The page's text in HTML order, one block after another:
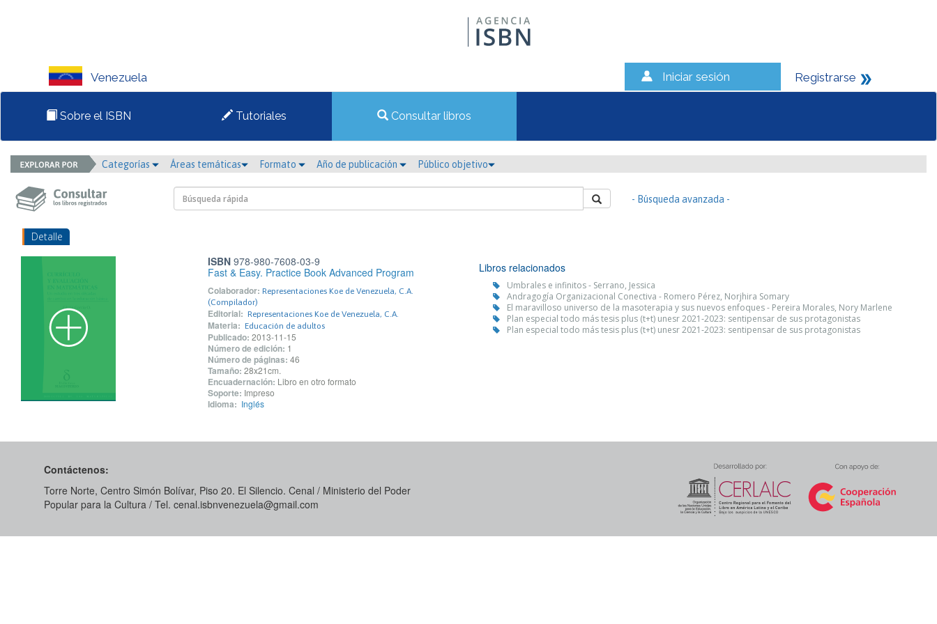
Venezuela Iniciar sesión Registrarse
Sobre el ISBN Tutoriales Consultar libros
Categorías Áreas temáticas Formato Año de publicación Público objetivo
- Búsqueda avanzada -
Detalle
ISBN978-980-7608-03-9
Fast & Easy. Practice Book Advanced Program
Colaborador: Representaciones Koe de Venezuela, C.A.
(Compilador)
Editorial: Representaciones Koe de Venezuela, C.A.
Materia: Educación de adultos
Publicado: 2013-11-15
Número de edición: 1
Número de páginas: 46
Tamaño: 28x21cm.
Encuadernación: Libro en otro formato
Soporte: Impreso
Idioma: Inglés
Libros relacionados
Umbrales e infinitos - Serrano, Jessica
Andragogía Organizacional Conectiva - Romero Pérez, Norjhira Somary
El maravilloso universo de la masoterapia y sus nuevos enfoques - Pereira Morales, Nory Marlene
Plan especial todo más tesis plus (t+t) unesr 2021‑2023: sentipensar de sus protagonistas
Plan especial todo más tesis plus (t+t) unesr 2021‑2023: sentipensar de sus protagonistas
Contáctenos:
Torre Norte, Centro Simón Bolívar, Piso 20. El Silencio. Cenal / Ministerio del Poder
Popular para la Cultura / Tel. cenal.isbnvenezuela@gmail.com